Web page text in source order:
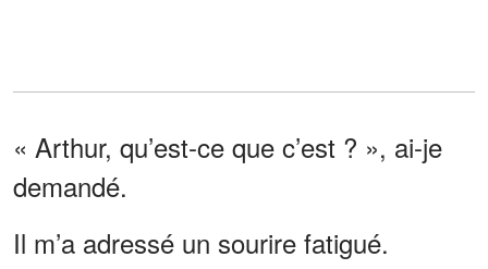
« Arthur, qu’est-ce que c’est ? », ai-je
demandé.
Il m’a adressé un sourire fatigué.